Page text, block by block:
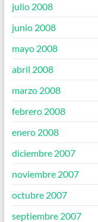
julio 2008
junio 2008
mayo 2008
abril 2008
marzo 2008
febrero 2008
enero 2008
diciembre 2007
noviembre 2007
octubre 2007
septiembre 2007